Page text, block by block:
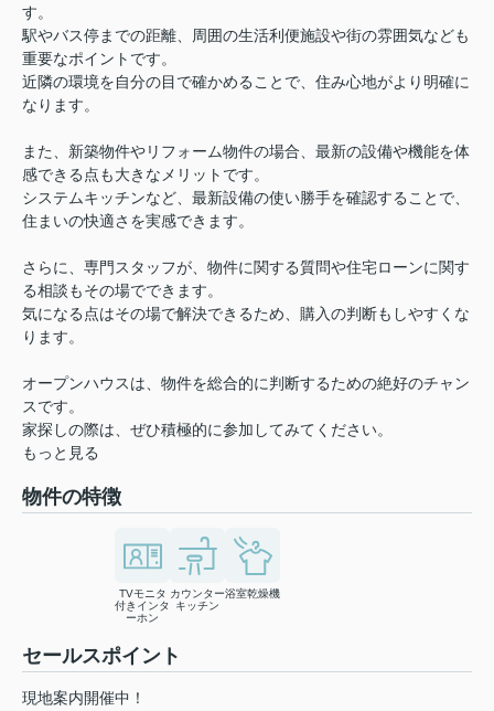
す。
駅やバス停までの距離、周囲の生活利便施設や街の雰囲気なども
重要なポイントです。
近隣の環境を自分の目で確かめることで、住み心地がより明確に
なります。
また、新築物件やリフォーム物件の場合、最新の設備や機能を体
感できる点も大きなメリットです。
システムキッチンなど、最新設備の使い勝手を確認することで、
住まいの快適さを実感できます。
さらに、専門スタッフが、物件に関する質問や住宅ローンに関す
る相談もその場でできます。
気になる点はその場で解決できるため、購入の判断もしやすくな
ります。
オープンハウスは、物件を総合的に判断するための絶好のチャン
スです。
家探しの際は、ぜひ積極的に参加してみてください。
もっと見る
物件の特徴
TVモニタ
付きインタ
ーホン
カウンター
キッチン
浴室乾燥機
セールスポイント
現地案内開催中！